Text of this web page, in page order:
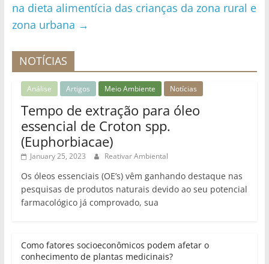
na dieta alimentícia das crianças da zona rural e
zona urbana →
NOTÍCIAS
Análise Artigos Meio Ambiente Notícias
Tempo de extração para óleo
essencial de Croton spp.
(Euphorbiacae)
January 25, 2023 Reativar Ambiental
Os óleos essenciais (OE’s) vêm ganhando destaque nas
pesquisas de produtos naturais devido ao seu potencial
farmacológico já comprovado, sua
Como fatores socioeconômicos podem afetar o
conhecimento de plantas medicinais?